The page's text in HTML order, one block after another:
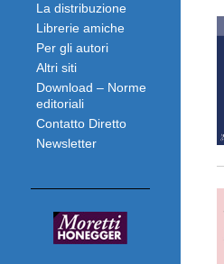
La distribuzione
Librerie amiche
Per gli autori
Altri siti
Download – Norme
editoriali
Contatto Diretto
Newsletter